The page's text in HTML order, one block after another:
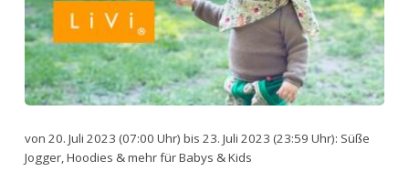
von 20. Juli 2023 (07:00 Uhr) bis 23. Juli 2023 (23:59 Uhr): Süße
Jogger, Hoodies & mehr für Babys & Kids